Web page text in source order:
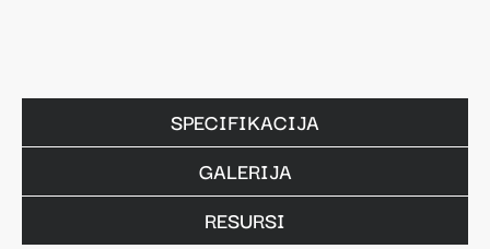
SPECIFIKACIJA
GALERIJA
RESURSI